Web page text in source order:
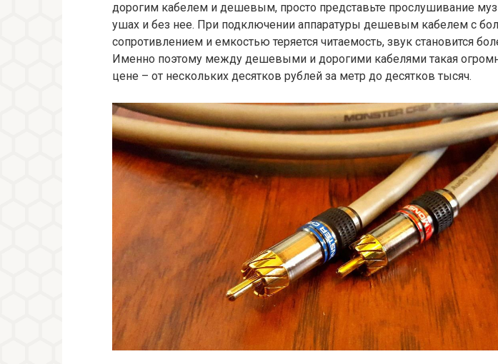
дорогим кабелем и дешевым, просто представьте прослушивание
ушах и без нее. При подключении аппаратуры дешевым кабелем с
сопротивлением и емкостью теряется читаемость, звук становится
Именно поэтому между дешевыми и дорогими кабелями такая
цене – от нескольких десятков рублей за метр до десятков тысяч.